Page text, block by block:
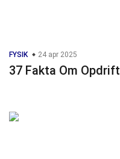
FYSIK 24 apr 2025
37 Fakta Om Opdrift